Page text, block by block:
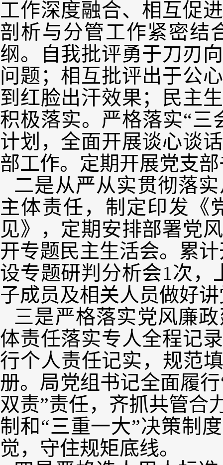
工作深度融合、相互促
剖析与分管工作紧密结
纲。自我批评勇于刀刃
问题；相互批评出于公
到红脸出汗效果；民主
积极落实。严格落实“三
计划，全面开展谈心谈
部工作。定期开展党支
二是从严从实贯彻落
主体责任，制定印发《
见》，定期安排部署党
开专题民主生活会。累
设专题研判分析会1次，
子成员及相关人员做好
三是严格落实党风廉
体责任落实专人全程记
行个人责任记实，规范
册。局党组书记全面履
双责”责任，齐抓共管合
制和“三重一大”决策制
觉，守住规矩底线。